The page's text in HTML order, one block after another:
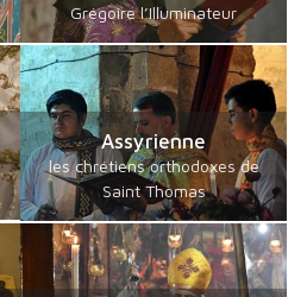
Grégoire l’Illuminateur
Assyrienne
les chrétiens orthodoxes de
Saint Thomas